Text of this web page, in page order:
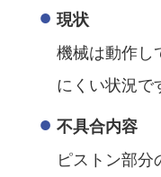
現状
機械は動作し
にくい状況で
不具合内容
ピストン部分